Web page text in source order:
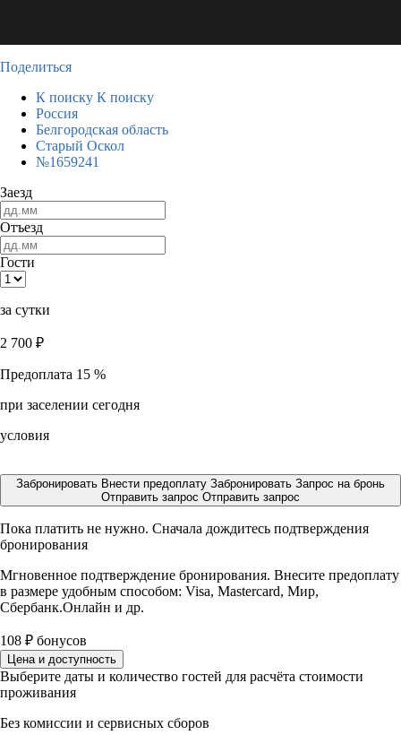
Поделиться
К поиску К поиску
Россия
Белгородская область
Старый Оскол
№1659241
Заезд
Отъезд
Гости
за сутки
2 700 ₽
Предоплата 15 %
при заселении сегодня
условия
Забронировать Внести предоплату Забронировать Запрос на бронь
Отправить запрос Отправить запрос
Пока платить не нужно. Сначала дождитесь подтверждения
бронирования
Мгновенное подтверждение бронирования. Внесите предоплату
в размере удобным способом: Visa, Mastercard, Мир,
Сбербанк.Онлайн и др.
108 ₽ бонусов
Цена и доступность
Выберите даты и количество гостей для расчёта стоимости
проживания
Без комиссии и сервисных сборов